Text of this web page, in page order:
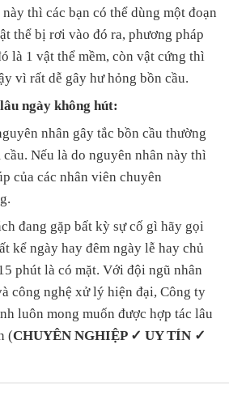
thì các bạn có thể dùng một đoạn
thể bị rơi vào đó ra, phương pháp
là 1 vật thể mềm, còn vật cứng thì
vì rất dễ gây hư hỏng bồn cầu.
ngày không hút:
nhân gây tắc bồn cầu thường
cầu. Nếu là do nguyên nhân này thì
của các nhân viên chuyên
đang gặp bất kỳ sự cố gì hãy gọi
kể ngày hay đêm ngày lễ hay chủ
phút là có mặt. Với đội ngũ nhân
công nghệ xử lý hiện đại, Công ty
luôn mong muốn được hợp tác lâu
(CHUYÊN NGHIỆP ✓ UY TÍN ✓